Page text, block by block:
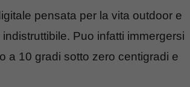
pensata per la vita outdoor e
Puo infatti immergersi
a 10 gradi sotto zero centigradi e